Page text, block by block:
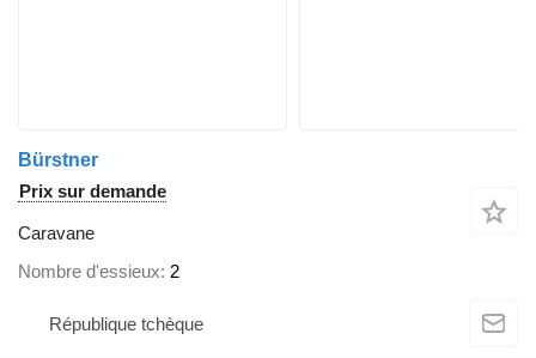
Bürstner
Prix sur demande
Caravane
Nombre d'essieux 2
République tchèque